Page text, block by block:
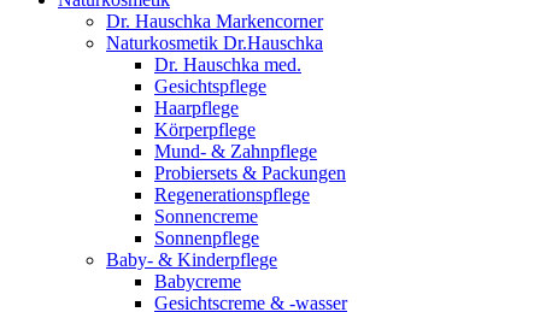
Dr. Hauschka Markencorner
Naturkosmetik Dr.Hauschka
Dr. Hauschka med.
Gesichtspflege
Haarpflege
Körperpflege
Mund- & Zahnpflege
Probiersets & Packungen
Regenerationspflege
Sonnencreme
Sonnenpflege
Baby- & Kinderpflege
Babycreme
Gesichtscreme & -wasser